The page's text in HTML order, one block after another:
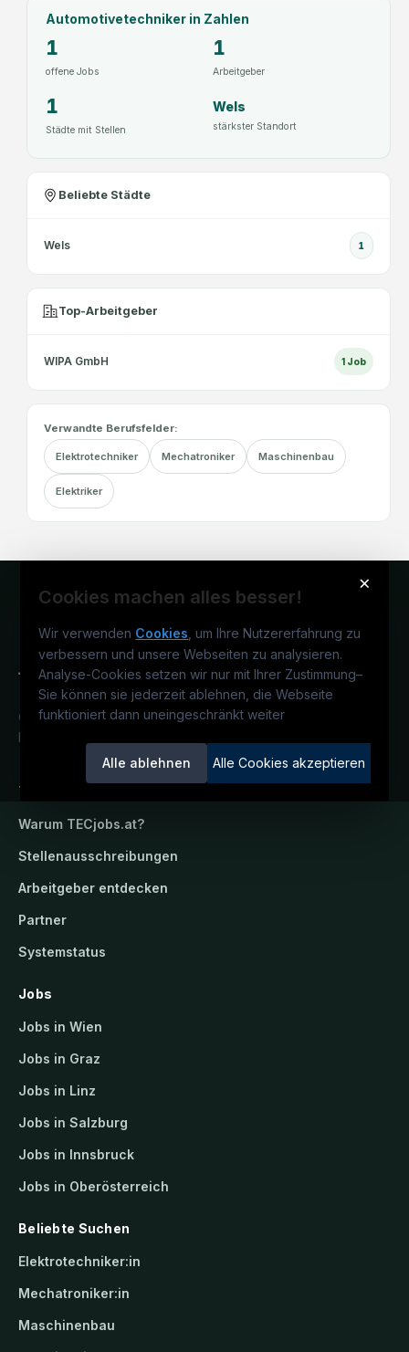
Automotivetechnikerin Zahlen
1
offene Jobs
1
Arbeitgeber
1
Städte mit Stellen
Wels
stärkster Standort
Beliebte Städte
Wels 1
Top-Arbeitgeber
WIPA GmbH 1 Job
Verwandte Berufsfelder:
Elektrotechniker Mechatroniker Maschinenbau
Elektriker
×
Cookies machen alles besser!
Wir verwenden Cookies , um Ihre Nutzererfahrung zu
verbessern und unsere Webseiten zu analysieren.
Analyse-Cookies setzen wir nur mit Ihrer Zustimmung–
Sie können sie jederzeit ablehnen, die Webseite
funktioniert dann uneingeschränkt weiter
Alle ablehnen Alle Cookies akzeptieren
Österreichs technisches Karriereportal.
Ein Service der candidatis GmbH.
TECjobs.at
Warum TECjobs.at?
Stellenausschreibungen
Arbeitgeber entdecken
Partner
Systemstatus
Jobs
Jobs in Wien
Jobs in Graz
Jobs in Linz
Jobs in Salzburg
Jobs in Innsbruck
Jobs in Oberösterreich
Beliebte Suchen
Elektrotechniker:in
Mechatroniker:in
Maschinenbau